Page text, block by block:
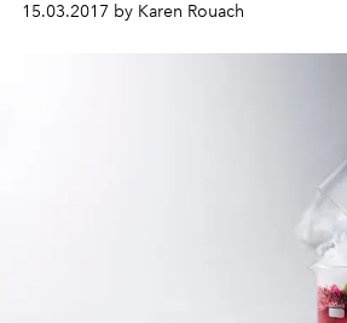
15.03.2017 by Karen Rouach